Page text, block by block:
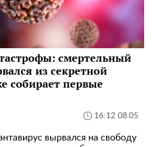
смертельный
из секретной
собирает первые
16:12 08.05
вырвался на свободу